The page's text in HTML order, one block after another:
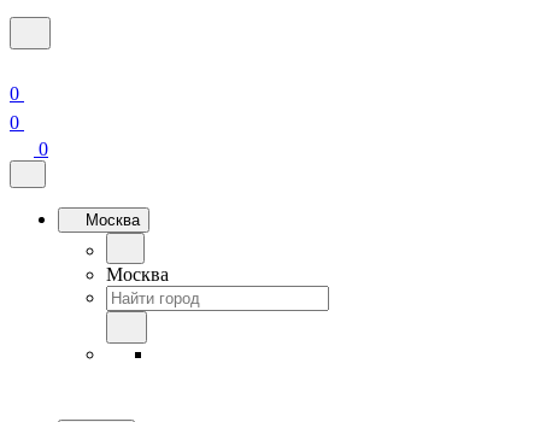
0
0
0
Москва
Москва